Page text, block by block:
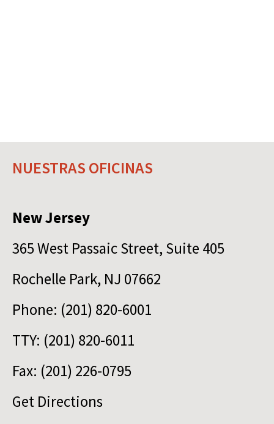
NUESTRAS OFICINAS
New Jersey
365 West Passaic Street, Suite 405
Rochelle Park, NJ 07662
Phone: (201) 820-6001
TTY: (201) 820-6011
Fax: (201) 226-0795
Get Directions